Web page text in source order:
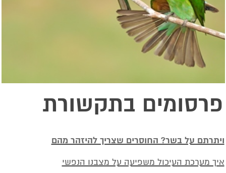
פרסומים בתקשורת
ויתרתם על בשר? החוסרים שצריך להיזהר מהם
איך מערכת העיכול משפיעה על מצבנו הנפשי